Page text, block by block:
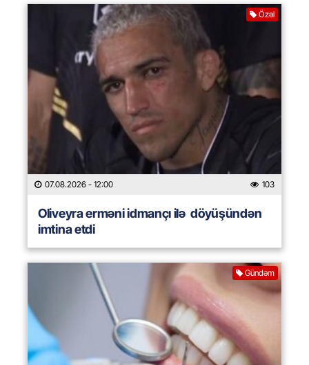
Özəl
07.08.2026 - 12:00 103
Oliveyra erməni idmançı ilə döyüşündən
imtina etdi
Gündəm